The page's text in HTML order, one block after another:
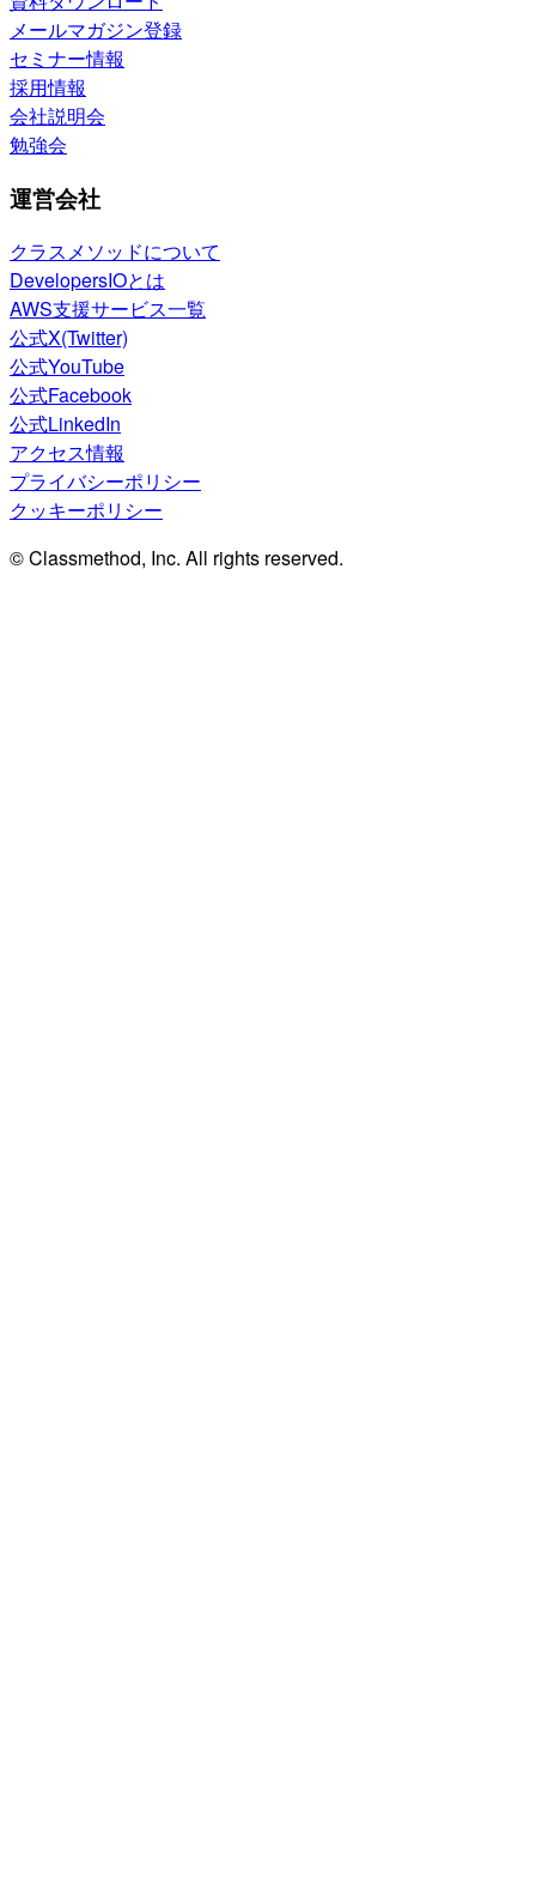
メールマガジン登録
セミナー情報
採用情報
会社説明会
勉強会
運営会社
クラスメソッドについて
DevelopersIOとは
AWS支援サービス一覧
公式X(Twitter)
公式YouTube
公式Facebook
公式LinkedIn
アクセス情報
プライバシーポリシー
クッキーポリシー
© Classmethod, Inc. All rights reserved.